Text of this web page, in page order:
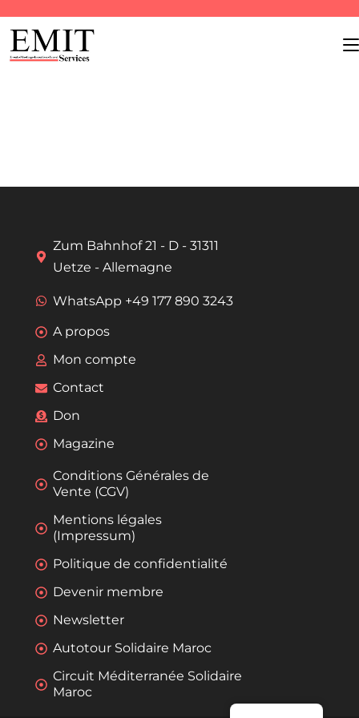
Zum Bahnhof 21 - D - 31311
Uetze - Allemagne
WhatsApp +49 177 890 3243
A propos
Mon compte
Contact
Don
Magazine
Conditions Générales de
Vente (CGV)
Mentions légales
(Impressum)
Politique de confidentialité
Devenir membre
Newsletter
Autotour Solidaire Maroc
Circuit Méditerranée Solidaire
Maroc